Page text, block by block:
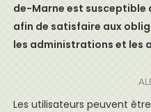
de-Marne est susceptible
afin de satisfaire aux
les administrations et les
Les utilisateurs peuvent